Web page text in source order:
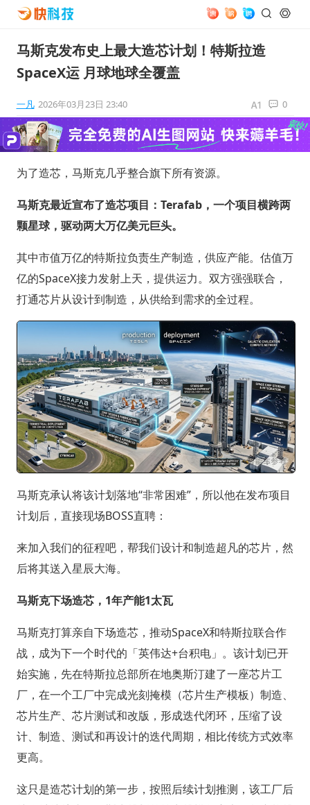
马斯克发布史上最大造芯计划！特斯拉造
SpaceX运 月球地球全覆盖
一凡 2026年03月23日 23:40 0
为了造芯，马斯克几乎整合旗下所有资源。
马斯克最近宣布了造芯项目：Terafab，一个项目横跨两
颗星球，驱动两大万亿美元巨头。
其中市值万亿的特斯拉负责生产制造，供应产能。估值万
亿的SpaceX接力发射上天，提供运力。双方强强联合，
打通芯片从设计到制造，从供给到需求的全过程。
马斯克承认将该计划落地“非常困难”，所以他在发布项目
计划后，直接现场BOSS直聘：
来加入我们的征程吧，帮我们设计和制造超凡的芯片，然
后将其送入星辰大海。
马斯克下场造芯，1年产能1太瓦
马斯克打算亲自下场造芯，推动SpaceX和特斯拉联合作
战，成为下一个时代的「英伟达+台积电」。该计划已开
始实施，先在特斯拉总部所在地奥斯汀建了一座芯片工
厂，在一个工厂中完成光刻掩模（芯片生产模板）制造、
芯片生产、芯片测试和改版，形成迭代闭环，压缩了设
计、制造、测试和再设计的迭代周期，相比传统方式效率
更高。
这只是造芯计划的第一步，按照后续计划推测，该工厂后